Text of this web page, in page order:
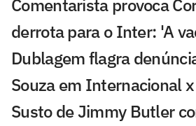
Comentarista provoca
derrota para o Inter: 'A
Dublagem flagra
Souza em Internacional
Susto de Jimmy Butler